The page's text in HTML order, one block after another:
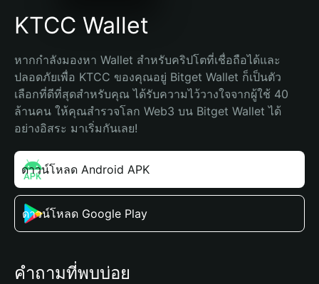
KTCC Wallet
หากกำลังมองหา Wallet สำหรับคริปโตที่เชื่อถือได้และ
ปลอดภัยเพื่อ KTCC ของคุณอยู่ Bitget Wallet ก็เป็นตัว
เลือกที่ดีที่สุดสำหรับคุณ ได้รับความไว้วางใจจากผู้ใช้ 40
ล้านคน ให้คุณสำรวจโลก Web3 บน Bitget Wallet ได้
อย่างอิสระ มาเริ่มกันเลย!
ดาวน์โหลด Android APK
ดาวน์โหลด Google Play
คำถามที่พบบ่อย